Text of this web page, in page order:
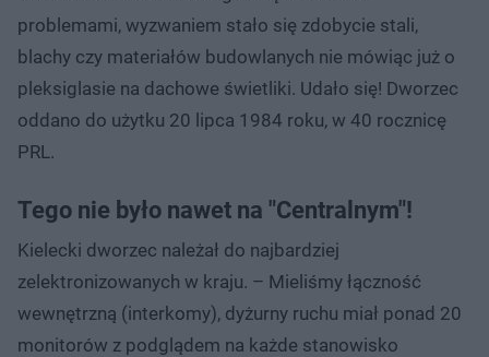
problemami, wyzwaniem stało się zdobycie stali,
blachy czy materiałów budowlanych nie mówiąc już o
pleksiglasie na dachowe świetliki. Udało się! Dworzec
oddano do użytku 20 lipca 1984 roku, w 40 rocznicę
PRL.
Tego nie było nawet na "Centralnym"!
Kielecki dworzec należał do najbardziej
zelektronizowanych w kraju. – Mieliśmy łączność
wewnętrzną (interkomy), dyżurny ruchu miał ponad 20
monitorów z podglądem na każde stanowisko